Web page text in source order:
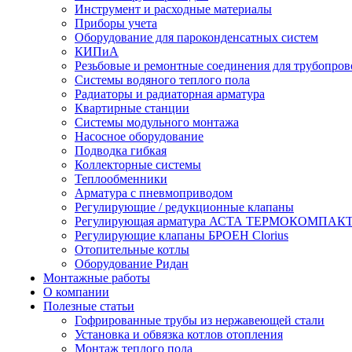
Инструмент и расходные материалы
Приборы учета
Оборудование для пароконденсатных систем
КИПиА
Резьбовые и ремонтные соединения для
Системы водяного теплого пола
Радиаторы и радиаторная арматура
Квартирные станции
Системы модульного монтажа
Насосное оборудование
Подводка гибкая
Коллекторные системы
Теплообменники
Арматура с пневмоприводом
Регулирующие / редукционные клапаны
Регулирующая арматура АСТА
Регулирующие клапаны БРОЕН Clorius
Отопительные котлы
Оборудование Ридан
Монтажные работы
О компании
Полезные статьи
Гофрированные трубы из нержавеющей стали
Установка и обвязка котлов отопления
Монтаж теплого пола